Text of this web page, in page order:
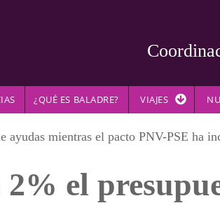
¿QUÉ ES BALADRE? VIAJES
ayudas mientras el pacto PNV-PSE ha
el